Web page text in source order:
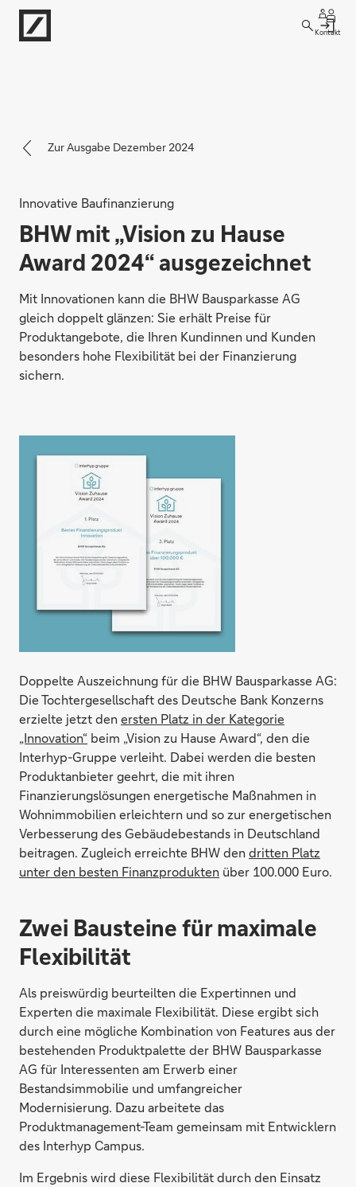
Kontakt
Zur Ausgabe Dezember 2024
Innovative Baufinanzierung
BHW mit „Vision zu Hause
Award 2024“ ausgezeichnet
Mit Innovationen kann die BHW Bausparkasse AG
gleich doppelt glänzen: Sie erhält Preise für
Produktangebote, die Ihren Kundinnen und Kunden
besonders hohe Flexibilität bei der Finanzierung
sichern.
Doppelte Auszeichnung für die BHW Bausparkasse AG:
Die Tochtergesellschaft des Deutsche Bank Konzerns
erzielte jetzt den ersten Platz in der Kategorie
„Innovation“ beim „Vision zu Hause Award“, den die
Interhyp-Gruppe verleiht. Dabei werden die besten
Produktanbieter geehrt, die mit ihren
Finanzierungslösungen energetische Maßnahmen in
Wohnimmobilien erleichtern und so zur energetischen
Verbesserung des Gebäudebestands in Deutschland
beitragen. Zugleich erreichte BHW den dritten Platz
unter den besten Finanzprodukten über 100.000 Euro.
Zwei Bausteine für maximale
Flexibilität
Als preiswürdig beurteilten die Expertinnen und
Experten die maximale Flexibilität. Diese ergibt sich
durch eine mögliche Kombination von Features aus der
bestehenden Produktpalette der BHW Bausparkasse
AG für Interessenten am Erwerb einer
Bestandsimmobilie und umfangreicher
Modernisierung. Dazu arbeitete das
Produktmanagement-Team gemeinsam mit Entwicklern
des Interhyp Campus.
Im Ergebnis wird diese Flexibilität durch den Einsatz